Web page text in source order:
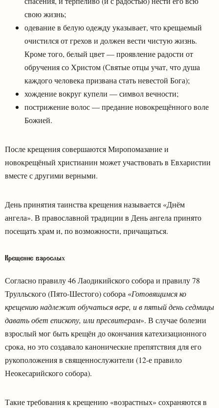
свою жизнь;
одевание в белую одежду указывает, что крещаемый
очистился от грехов и должен вести чистую жизнь.
Кроме того, белый цвет — проявление радости от
обручения со Христом (Святые отцы учат, что душа
каждого человека призвана стать невестой Бога);
хождение вокруг купели — символ вечности;
пострижение волос — предание новокрещённого воле
Божией.
После крещения совершаются Миропомазание и
новокрещёный христианин может участвовать в Евхаристии
вместе с другими верными.
День принятия таинства крещения называется «Днём
ангела». В православной традиции в День ангела принято
посещать храм и, по возможности, причащаться.
Крещение взрослых
Согласно правилу 46 Лаодикийского собора и правилу 78
Трулльского (Пято-Шестого) собора «Готовящимся ко
крещению надлежит обучаться вере, и в пятый день седмицы
давать обет епископу, или пресвитерам». В случае болезни
взрослый мог быть крещён до окончания катехизационного
срока, но это создавало канонические препятствия для его
рукоположения в священнослужители (12-е правило
Неокесарийского собора).
Такие требования к крещению «возрастных» сохраняются в